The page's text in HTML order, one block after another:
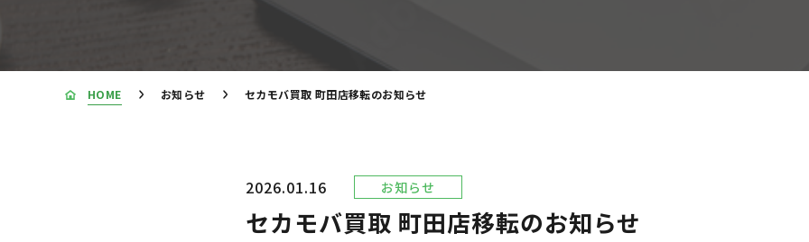
HOME お知らせ セカモバ買取 町田店移転のお知らせ
2026.01.16 お知らせ
セカモバ買取 町田店移転のお知らせ